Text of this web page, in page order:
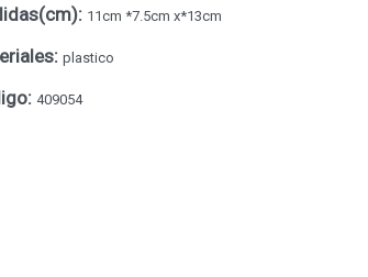
: 11cm *7.5cm x*13cm
: plastico
: 409054